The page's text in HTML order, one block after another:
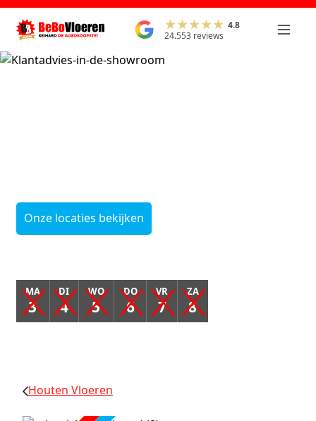
4.8
24.553 reviews
Onze locaties bekijken
MA
3
DI
4
WO
5
DO
6
VR
7
ZA
8
Houten Vloeren